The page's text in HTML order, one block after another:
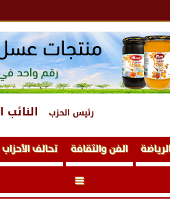
رئيس الحزب
الفن والثقافة تحالف